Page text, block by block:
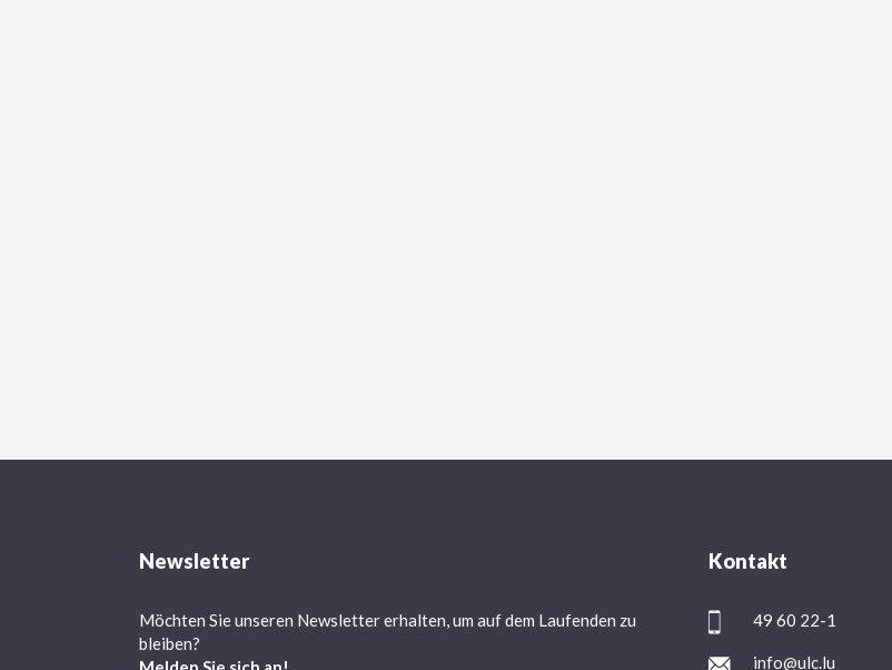
Newsletter
Möchten Sie unseren Newsletter erhalten, um auf dem Laufenden zu
bleiben?
Kontakt
49 60 22-1
info@ulc.lu